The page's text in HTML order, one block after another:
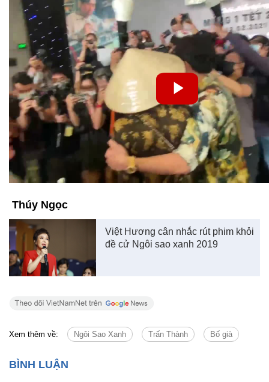
Thúy Ngọc
Việt Hương cân nhắc rút phim khỏi
đề cử Ngôi sao xanh 2019
Xem thêm về: Ngôi Sao Xanh Trấn Thành Bố già